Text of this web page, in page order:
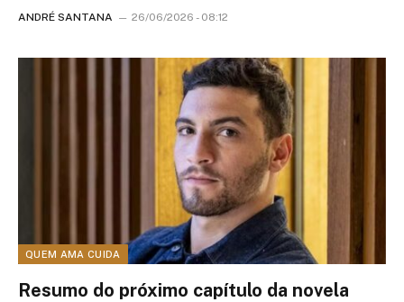
ANDRÉ SANTANA 26/06/2026 - 08:12
QUEM AMA CUIDA
Resumo do próximo capítulo da novela